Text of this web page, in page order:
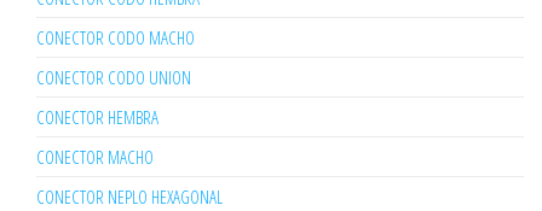
CONECTOR CODO MACHO
CONECTOR CODO UNION
CONECTOR HEMBRA
CONECTOR MACHO
CONECTOR NEPLO HEXAGONAL